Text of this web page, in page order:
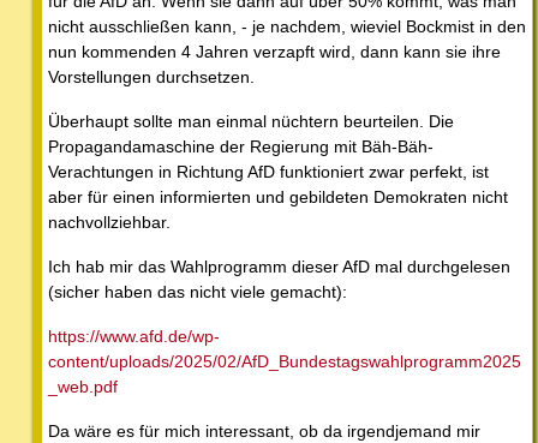
nicht ausschließen kann, - je nachdem, wieviel Bockmist in den
nun kommenden 4 Jahren verzapft wird, dann kann sie ihre
Vorstellungen durchsetzen.
Überhaupt sollte man einmal nüchtern beurteilen. Die
Propagandamaschine der Regierung mit Bäh-Bäh-
Verachtungen in Richtung AfD funktioniert zwar perfekt, ist
aber für einen informierten und gebildeten Demokraten nicht
nachvollziehbar.
Ich hab mir das Wahlprogramm dieser AfD mal durchgelesen
(sicher haben das nicht viele gemacht):
https://www.afd.de/wp-
content/uploads/2025/02/AfD_Bundestagswahlprogramm2025
_web.pdf
Da wäre es für mich interessant, ob da irgendjemand mir